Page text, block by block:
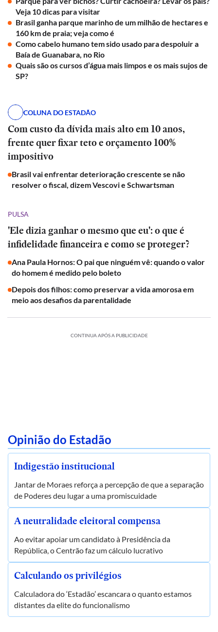
Veja 10 dicas para visitar
Brasil ganha parque marinho de um milhão de hectares e
160 km de praia; veja como é
Como cabelo humano tem sido usado para despoluir a
Baía de Guanabara, no Rio
Quais são os cursos d’água mais limpos e os mais sujos de
SP?
COLUNA DO ESTADÃO
Com custo da dívida mais alto em 10 anos,
frente quer fixar teto e orçamento 100%
impositivo
Brasil vai enfrentar deterioração crescente se não
resolver o fiscal, dizem Vescovi e Schwartsman
PULSA
'Ele dizia ganhar o mesmo que eu': o que é
infidelidade financeira e como se proteger?
Ana Paula Hornos: O pai que ninguém vê: quando o valor
do homem é medido pelo boleto
Depois dos filhos: como preservar a vida amorosa em
meio aos desafios da parentalidade
CONTINUA APÓS A PUBLICIDADE
Opinião do Estadão
Indigestão institucional
Jantar de Moraes reforça a percepção de que a separação
de Poderes deu lugar a uma promiscuidade
A neutralidade eleitoral compensa
Ao evitar apoiar um candidato à Presidência da
República, o Centrão faz um cálculo lucrativo
Calculando os privilégios
Calculadora do ‘Estadão’ escancara o quanto estamos
distantes da elite do funcionalismo